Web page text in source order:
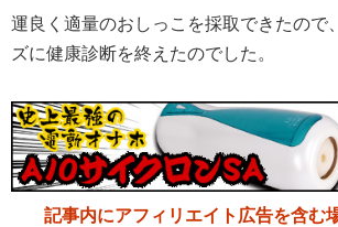
運良く適量のおしっこを採取できたので
ズに健康診断を終えたのでした。
記事内にアフィリエイト広告を含む